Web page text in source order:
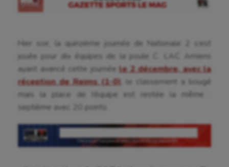
Hier soir, la quinzième journée de Nationale 2 s’est
jouée pour dix équipes de la poule C. L’AC Amiens
ayant avancé cette journée le 2 décembre, avec la
réception de Reims (1-0) , le classement a bougé
mais la place de l’équipe est restée la même :
septième avec 20 points.